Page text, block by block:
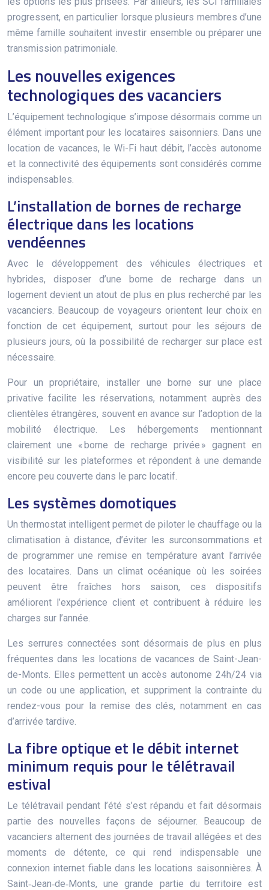
progressent, en particulier lorsque plusieurs membres d’une
même famille souhaitent investir ensemble ou préparer une
transmission patrimoniale.
Les nouvelles exigences
technologiques des vacanciers
L’équipement technologique s’impose désormais comme un
élément important pour les locataires saisonniers. Dans une
location de vacances, le Wi-Fi haut débit, l’accès autonome
et la connectivité des équipements sont considérés comme
indispensables.
L’installation de bornes de recharge
électrique dans les locations
vendéennes
Avec le développement des véhicules électriques et
hybrides, disposer d’une borne de recharge dans un
logement devient un atout de plus en plus recherché par les
vacanciers. Beaucoup de voyageurs orientent leur choix en
fonction de cet équipement, surtout pour les séjours de
plusieurs jours, où la possibilité de recharger sur place est
nécessaire.
Pour un propriétaire, installer une borne sur une place
privative facilite les réservations, notamment auprès des
clientèles étrangères, souvent en avance sur l’adoption de la
mobilité électrique. Les hébergements mentionnant
clairement une « borne de recharge privée » gagnent en
visibilité sur les plateformes et répondent à une demande
encore peu couverte dans le parc locatif.
Les systèmes domotiques
Un thermostat intelligent permet de piloter le chauffage ou la
climatisation à distance, d’éviter les surconsommations et
de programmer une remise en température avant l’arrivée
des locataires. Dans un climat océanique où les soirées
peuvent être fraîches hors saison, ces dispositifs
améliorent l’expérience client et contribuent à réduire les
charges sur l’année.
Les serrures connectées sont désormais de plus en plus
fréquentes dans les locations de vacances de Saint-Jean-
de-Monts. Elles permettent un accès autonome 24h/24 via
un code ou une application, et suppriment la contrainte du
rendez-vous pour la remise des clés, notamment en cas
d’arrivée tardive.
La fibre optique et le débit internet
minimum requis pour le télétravail
estival
Le télétravail pendant l’été s’est répandu et fait désormais
partie des nouvelles façons de séjourner. Beaucoup de
vacanciers alternent des journées de travail allégées et des
moments de détente, ce qui rend indispensable une
connexion internet fiable dans les locations saisonnières. À
Saint‑Jean‑de‑Monts, une grande partie du territoire est